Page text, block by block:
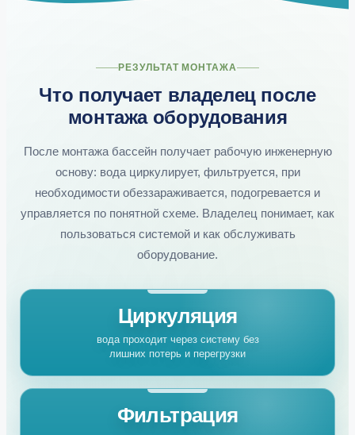
РЕЗУЛЬТАТ МОНТАЖА
Что получает владелец после
монтажа оборудования
После монтажа бассейн получает рабочую инженерную
основу: вода циркулирует, фильтруется, при
необходимости обеззараживается, подогревается и
управляется по понятной схеме. Владелец понимает, как
пользоваться системой и как обслуживать
оборудование.
Циркуляция
вода проходит через систему без
лишних потерь и перегрузки
Фильтрация